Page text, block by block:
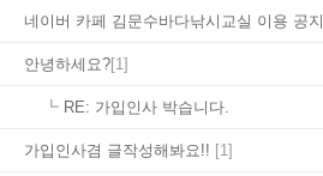
네이버 카페 김문수바다낚시교실 이용 공지
안녕하세요?[1]
┗ RE: 가입인사 박습니다.
가입인사겸 글작성해봐요!! [1]